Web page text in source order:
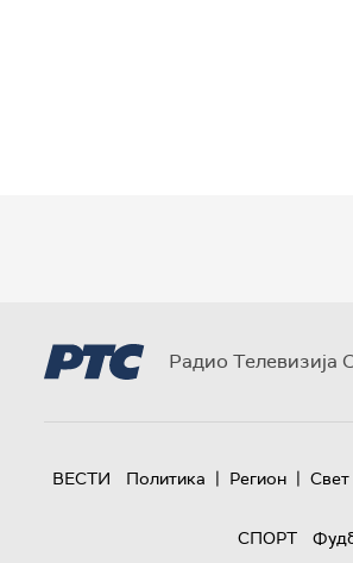
Радио Телевизија
ВЕСТИ Политика | Регион | Свет
СПОРТ